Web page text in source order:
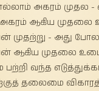
அகரம் முதல -
ஆகிய முதலை
முதற்று - அது
ஆகிய முதலை
வந்த
தலைமை